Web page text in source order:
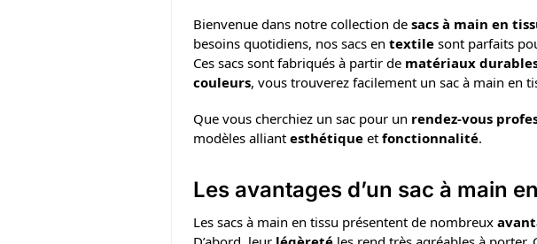
Bienvenue dans notre collection desacs à main en
besoins quotidiens, nos sacs entextile sont parfaits
Ces sacs sont fabriqués à partir de matériaux
couleurs, vous trouverez facilement un sac à main en
Que vous cherchiez un sac pour un rendez-vous
modèles alliantesthétique etfonctionnalité.
Les avantages d’un sac à main
Les sacs à main en tissu présentent de nombreux